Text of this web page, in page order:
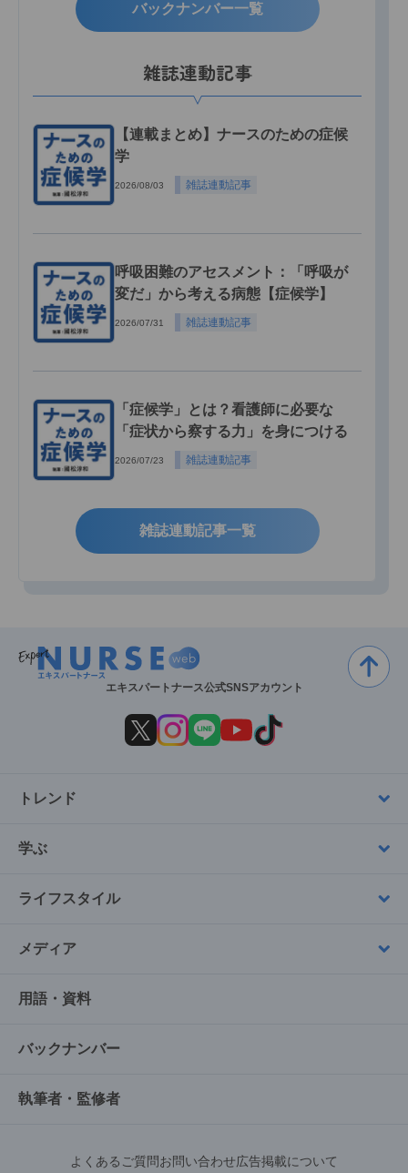
バックナンバー一覧
雑誌連動記事
【連載まとめ】ナースのための症候
学
2026/08/03 雑誌連動記事
呼吸困難のアセスメント：「呼吸が
変だ」から考える病態【症候学】
2026/07/31 雑誌連動記事
「症候学」とは？看護師に必要な
「症状から察する力」を身につける
2026/07/23 雑誌連動記事
雑誌連動記事一覧
エキスパートナース公式SNSアカウント
トレンド
学ぶ
ライフスタイル
メディア
用語・資料
バックナンバー
執筆者・監修者
よくあるご質問お問い合わせ広告掲載について